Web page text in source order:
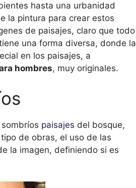
hasta una urbanidad
la pintura para crear estos
de paisajes, claro que todo
una forma diversa, donde la
en los paisajes, a
hombres, muy originales.
paisajes del bosque,
de obras, el uso de las
la imagen, definiendo si es